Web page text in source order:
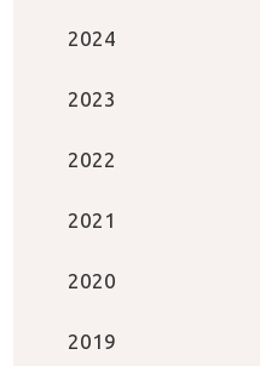
2024
2023
2022
2021
2020
2019